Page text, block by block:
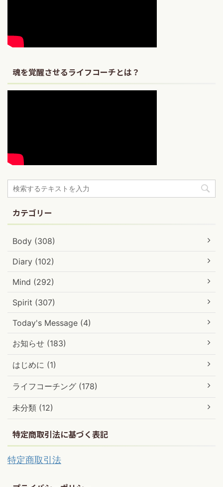
魂を覚醒させるライフコーチとは？
カテゴリー
Body (308)
Diary (102)
Mind (292)
Spirit (307)
Today's Message (4)
お知らせ (183)
はじめに (1)
ライフコーチング (178)
未分類 (12)
特定商取引法に基づく表記
特定商取引法